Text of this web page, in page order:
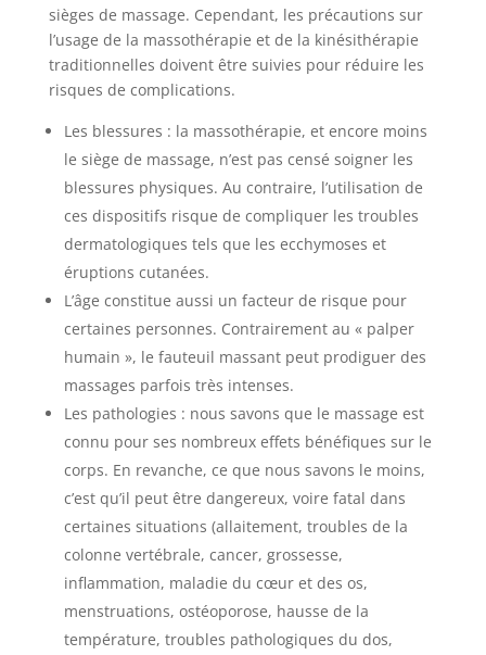
sièges de massage. Cependant, les précautions sur
l’usage de la massothérapie et de la kinésithérapie
traditionnelles doivent être suivies pour réduire les
risques de complications.
Les blessures : la massothérapie, et encore moins
le siège de massage, n’est pas censé soigner les
blessures physiques. Au contraire, l’utilisation de
ces dispositifs risque de compliquer les troubles
dermatologiques tels que les ecchymoses et
éruptions cutanées.
L’âge constitue aussi un facteur de risque pour
certaines personnes. Contrairement au « palper
humain », le fauteuil massant peut prodiguer des
massages parfois très intenses.
Les pathologies : nous savons que le massage est
connu pour ses nombreux effets bénéfiques sur le
corps. En revanche, ce que nous savons le moins,
c’est qu’il peut être dangereux, voire fatal dans
certaines situations (allaitement, troubles de la
colonne vertébrale, cancer, grossesse,
inflammation, maladie du cœur et des os,
menstruations, ostéoporose, hausse de la
température, troubles pathologiques du dos,